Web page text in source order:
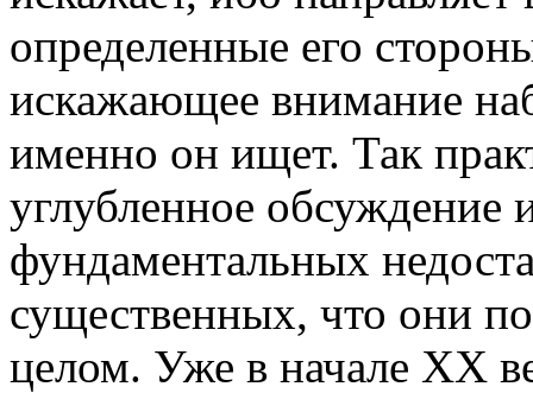
определенные его
искажающее внимание
именно он ищет. Так
углубленное
фундаментальных
существенных, что они
целом. Уже в начале ХХ